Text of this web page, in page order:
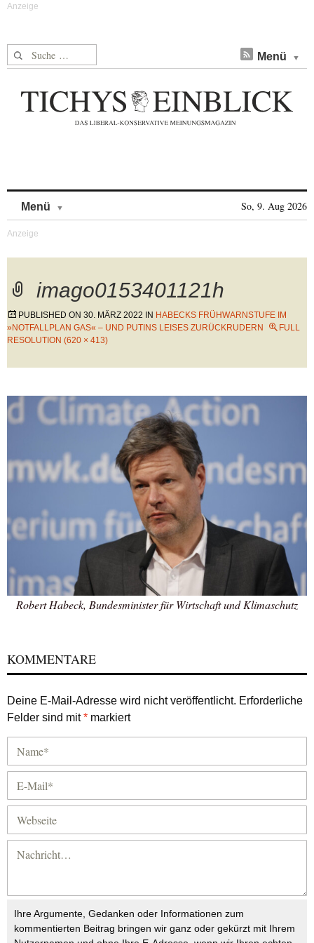
Suche nach: Menü
Menü So, 9. Aug 2026
imago0153401121h
PUBLISHED ON 30. MÄRZ 2022 IN HABECKS FRÜHWARNSTUFE IM
»NOTFALLPLAN GAS« – UND PUTINS LEISES ZURÜCKRUDERN
FULL
RESOLUTION (620 × 413)
Robert Habeck, Bundesminister für Wirtschaft und Klimaschutz
KOMMENTARE
Deine E-Mail-Adresse wird nicht veröffentlicht. Erforderliche
Felder sind mit* markiert
Ihre Argumente, Gedanken oder Informationen zum
kommentierten Beitrag bringen wir ganz oder gekürzt mit Ihrem